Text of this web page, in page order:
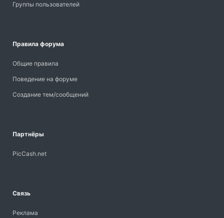
Группы пользователей
Правила форума
Общие правила
Поведение на форуме
Создание тем/сообщений
Партнёры
PicCash.net
Связь
Реклама